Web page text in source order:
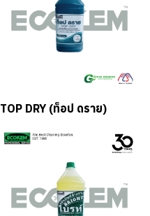
TOP DRY (ท็อป ดราย)